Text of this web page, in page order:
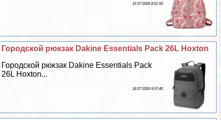
19 07 2026 8:51:59
Городской рюкзак Dakine Essentials Pack 26L Hoxton
Городской рюкзак Dakine Essentials Pack
26L Hoxton...
18 07 2026 9:57:40